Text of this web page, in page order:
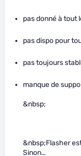
pas donné à tout
pas dispo pour
pas toujours
manque de
&nbsp;
&nbsp;Flasher
Sinon…